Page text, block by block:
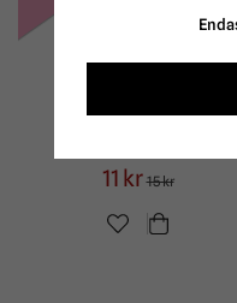
Svamp Vaccum
11 kr 15 kr